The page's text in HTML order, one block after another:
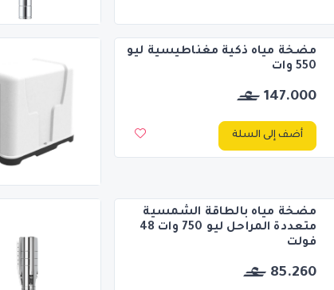
مضخة مياه ذكية مغناطيسية ليو
550 وات
147.000
أضف إلى السلة
مضخة مياه بالطاقة الشمسية
متعددة المراحل ليو 750 وات 48
فولت
85.260